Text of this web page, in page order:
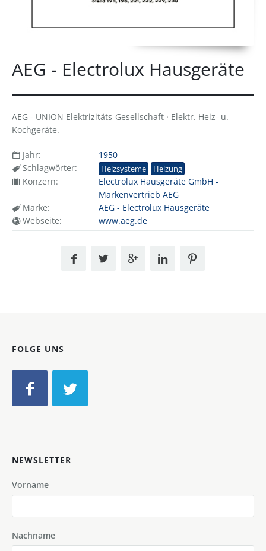
AEG - Electrolux Hausgeräte
AEG - UNION Elektrizitäts-Gesellschaft · Elektr. Heiz- u.
Kochgeräte.
Jahr:
1950
Schlagwörter:
Heizsysteme Heizung
Konzern:
Electrolux Hausgeräte GmbH -
Markenvertrieb AEG
Marke:
AEG - Electrolux Hausgeräte
Webseite:
www.aeg.de
FOLGE UNS
NEWSLETTER
Vorname
Nachname